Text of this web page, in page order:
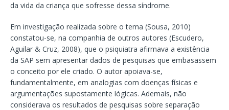
da vida da criança que sofresse dessa síndrome.
Em investigação realizada sobre o tema (Sousa, 2010)
constatou-se, na companhia de outros autores (Escudero,
Aguilar & Cruz, 2008), que o psiquiatra afirmava a existência
da SAP sem apresentar dados de pesquisas que embasassem
o conceito por ele criado. O autor apoiava-se,
fundamentalmente, em analogias com doenças físicas e
argumentações supostamente lógicas. Ademais, não
considerava os resultados de pesquisas sobre separação